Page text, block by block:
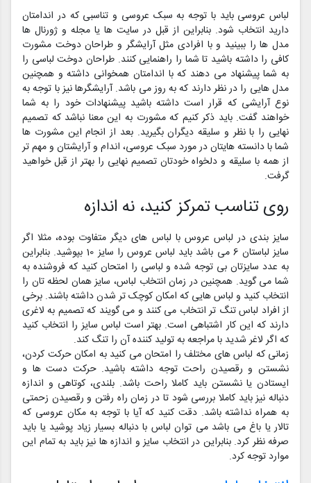
لباس عروسی باید با توجه به سبک عروسی و تناسبی که در اندامتان
دارید انتخاب شود. بنابراین از قبل در سایت ها یا مجله و ژورنال ها
مدل ها را ببینید و با افرادی مثل آرایشگر و طراحان دوخت مشورت
کافی را داشته باشید تا شما را راهنمایی کنند. طراحان دوخت لباسی را
به شما پیشنهاد می دهند که با اندامتان همخوانی داشته و همچنین
مدل هایی را در نظر دارند که به روز می باشد. آرایشگرها نیز با توجه به
نوع آرایشی که قرار است داشته باشید پیشنهادات خود را به شما
خواهند گفت. باید ذکر کنیم که مشورت به این معنا نباشد که تصمیم
نهایی را با نظر و سلیقه دیگران بگیرید. بعد از انجام این مشورت ها
شما با دانسته هایتان در مورد سبک عروسی، اندام و آرایشتان و مهم تر
از همه با سلیقه و دلخواه خودتان تصمیم نهایی را بهتر از قبل خواهید
گرفت.
روی تناسب تمرکز کنید، نه اندازه
سایز بندی در لباس عروس با لباس های دیگر متفاوت بوده، مثلا اگر
سایز لباستان 6 می باشد باید لباس عروس را سایز 10 بپوشید. بنابراین
به عدد سایزتان بی توجه شده و لباسی را امتحان کنید که فروشنده به
شما می گوید. همچنین در زمان انتخاب لباس، سایز همان لحظه تان را
انتخاب کنید و لباس هایی که امکان کوچک تر شدن داشته باشند. برخی
از افراد لباس تنگ تر انتخاب می کنند و می گویند که تصمیم به لاغری
دارند که این کار اشتباهی است. بهتر است لباس سایز را انتخاب کنید
که اگر لاغر شدید با مراجعه به تولید کننده آن را تنگ کند.
زمانی که لباس های مختلف را امتحان می کنید به امکان حرکت کردن،
نشستن و رقصیدن راحت توجه داشته باشید. حرکت دست ها و
ایستادن یا نشستن باید کاملا راحت باشد. بلندی، کوتاهی و اندازه
دنباله نیز باید کاملا بررسی شود تا در زمان راه رفتن و رقصیدن زحمتی
به همراه نداشته باشد. دقت کنید که آیا با توجه به مکان عروسی که
تالار یا باغ می باشد می توان لباس با دنباله بسیار زیاد پوشید یا باید
صرفه نظر کرد. بنابراین در انتخاب سایز و اندازه ها نیز باید به تمام این
موارد توجه کرد.